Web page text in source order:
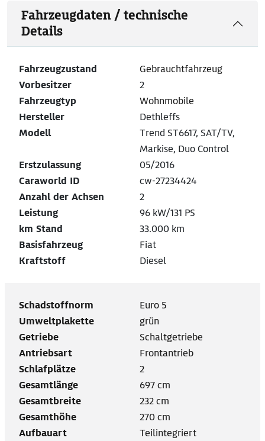
Fahrzeugdaten / technische
Details
Fahrzeugzustand
Gebrauchtfahrzeug
Vorbesitzer
2
Fahrzeugtyp
Wohnmobile
Hersteller
Dethleffs
Modell
Trend ST6617, SAT/TV,
Markise, Duo Control
Erstzulassung
05/2016
Caraworld ID
cw-27234424
Anzahl der Achsen
2
Leistung
96 kW/131 PS
km Stand
33.000 km
Basisfahrzeug
Fiat
Kraftstoff
Diesel
Schadstoffnorm
Euro 5
Umweltplakette
grün
Getriebe
Schaltgetriebe
Antriebsart
Frontantrieb
Schlafplätze
2
Gesamtlänge
697 cm
Gesamtbreite
232 cm
Gesamthöhe
270 cm
Aufbauart
Teilintegriert